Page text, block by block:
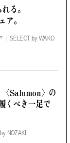
る。
。
SELECT by WAKO
〈Salomon〉の
くべき一足で
NOZAKI